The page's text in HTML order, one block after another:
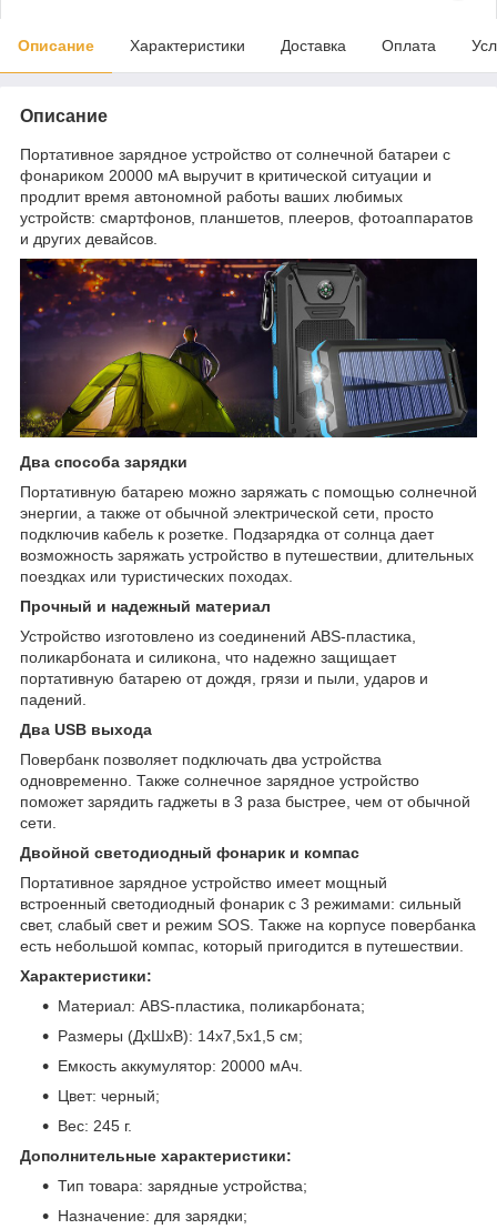
Описание Характеристики Доставка Оплата
Описание
Портативное зарядное устройство от солнечной батареи с
фонариком 20000 мА выручит в критической ситуации и
продлит время автономной работы ваших любимых
устройств: смартфонов, планшетов, плееров, фотоаппаратов
и других девайсов.
Два способа зарядки
Портативную батарею можно заряжать с помощью солнечной
энергии, а также от обычной электрической сети, просто
подключив кабель к розетке. Подзарядка от солнца дает
возможность заряжать устройство в путешествии, длительных
поездках или туристических походах.
Прочный и надежный материал
Устройство изготовлено из соединений ABS-пластика,
поликарбоната и силикона, что надежно защищает
портативную батарею от дождя, грязи и пыли, ударов и
падений.
Два USB выхода
Повербанк позволяет подключать два устройства
одновременно. Также солнечное зарядное устройство
поможет зарядить гаджеты в 3 раза быстрее, чем от обычной
сети.
Двойной светодиодный фонарик и компас
Портативное зарядное устройство имеет мощный
встроенный светодиодный фонарик с 3 режимами: сильный
свет, слабый свет и режим SOS. Также на корпусе повербанка
есть небольшой компас, который пригодится в путешествии.
Характеристики:
Материал: ABS-пластика, поликарбоната;
Размеры (ДхШхВ): 14х7,5х1,5 см;
Емкость аккумулятор: 20000 мАч.
Цвет: черный;
Вес: 245 г.
Дополнительные характеристики:
Тип товара: зарядные устройства;
Назначение: для зарядки;